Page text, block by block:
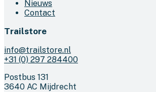
Nieuws
Contact
Trailstore
info@trailstore.nl
+31 (0) 297 284400
Postbus 131
3640 AC Mijdrecht